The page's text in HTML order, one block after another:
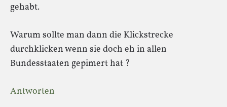
gehabt.
Warum sollte man dann die Klickstrecke
durchklicken wenn sie doch eh in allen
Bundesstaaten gepimert hat ?
Antworten